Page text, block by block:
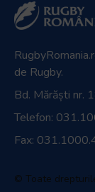
de Rugby.
Bd. Mărăști nr.
Telefon:
Fax:
© Toate